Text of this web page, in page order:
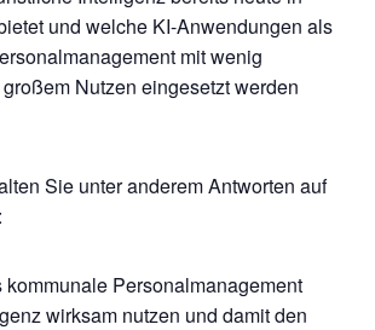
und welche KI-Anwendungen als
mit wenig
Nutzen eingesetzt werden
Sie unter anderem Antworten auf
kommunale Personalmanagement
wirksam nutzen und damit den